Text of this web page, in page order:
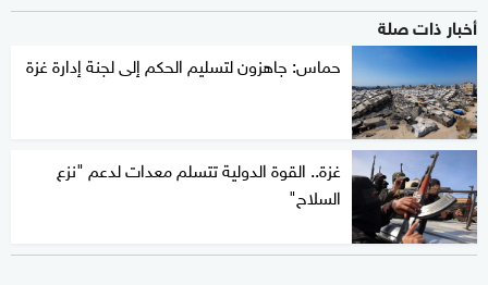
أخبار ذات صلة
حماس: جاهزون لتسليم الحكم إلى لجنة إدارة غزة
غزة.. القوة الدولية تتسلم معدات لدعم "نزع
السلاح"